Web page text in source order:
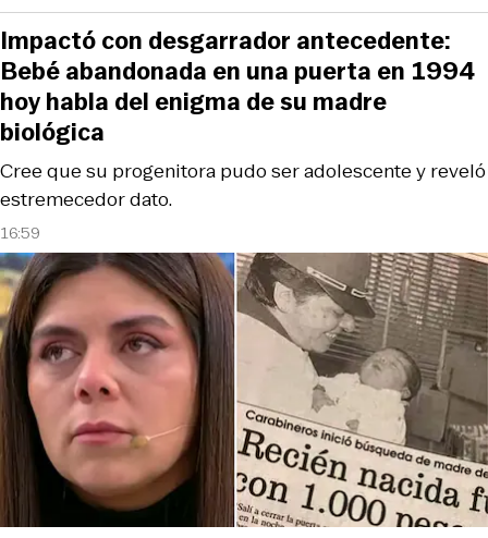
16:59
Cree que su progenitora pudo ser adolescente y reveló
estremecedor dato.
Impactó con desgarrador antecedente:
Bebé abandonada en una puerta en 1994
hoy habla del enigma de su madre
biológica